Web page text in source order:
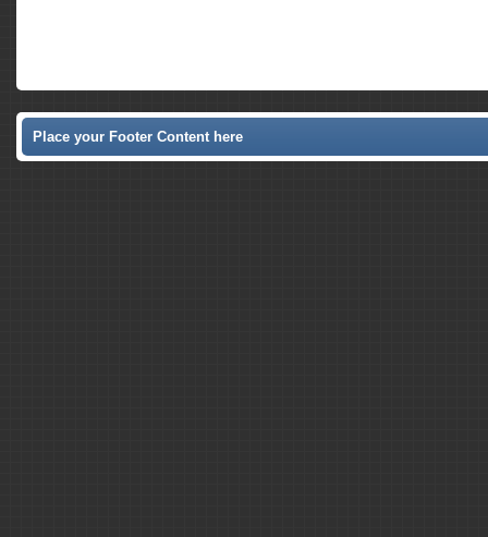
Place your Footer Content here